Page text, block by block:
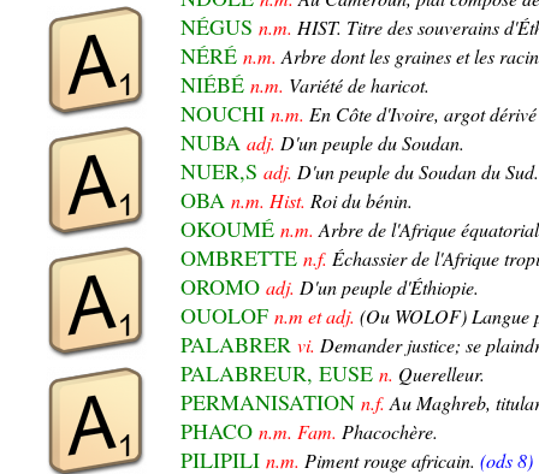
NÉGUS n.m. HIST. Titre des souverains
NÉRÉ n.m. Arbre dont les graines et les
NIÉBÉ n.m. Variété de haricot.
NOUCHI n.m. En Côte d'Ivoire, argot
NUBA adj. D'un peuple du Soudan.
NUER,S adj. D'un peuple du Soudan du Sud.
OBA n.m. Hist. Roi du bénin.
OKOUMÉ n.m. Arbre de l'Afrique
OMBRETTE n.f. Échassier de l'Afrique
OROMO adj. D'un peuple d'Éthiopie.
OUOLOF n.m et adj. (Ou WOLOF) Langue
PALABRER vi. Demander justice; se
PALABREUR, EUSE n. Querelleur.
PERMANISATION n.f. Au Maghreb,
PHACO n.m. Fam. Phacochère.
PILIPILI n.m. Piment rouge africain. (ods 8)